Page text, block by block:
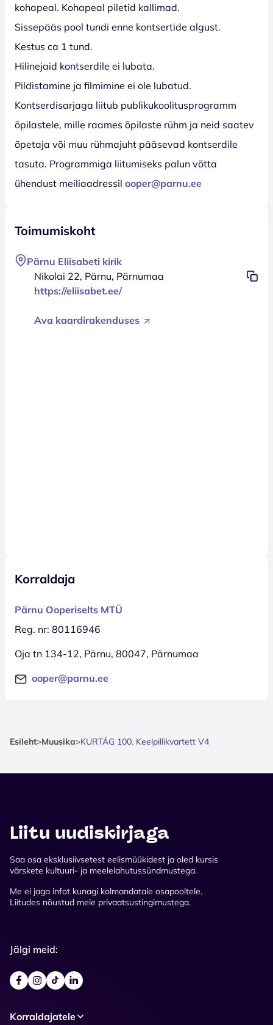
kohapeal. Kohapeal piletid kallimad.
Sissepääs pool tundi enne kontsertide algust.
Kestus ca 1 tund.
Hilinejaid kontserdile ei lubata.
Pildistamine ja filmimine ei ole lubatud.
Kontserdisarjaga liitub publikukoolitusprogramm
õpilastele, mille raames õpilaste rühm ja neid saatev
õpetaja või muu rühmajuht pääsevad kontserdile
tasuta. Programmiga liitumiseks palun võtta
ühendust meiliaadressil ooper@parnu.ee
Toimumiskoht
Pärnu Eliisabeti kirik
Nikolai 22, Pärnu, Pärnumaa
https://eliisabet.ee/
Ava kaardirakenduses
Korraldaja
Pärnu Ooperiselts MTÜ
Reg. nr: 80116946
Oja tn 134-12, Pärnu, 80047, Pärnumaa
ooper@parnu.ee
Esileht>Muusika>KURTÁG 100. Keelpillikvartett V4
Liitu uudiskirjaga
Saa osa eksklusiivsetest eelismüükidest ja oled kursis
värskete kultuuri- ja meelelahutussündmustega.
Me ei jaga infot kunagi kolmandatale osapooltele.
Liitudes nõustud meie privaatsustingimustega.
Jälgi meid:
Korraldajatele